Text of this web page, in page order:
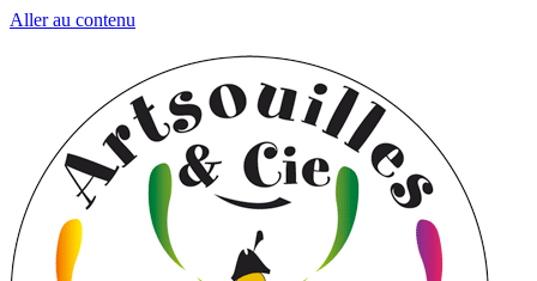
Aller au contenu